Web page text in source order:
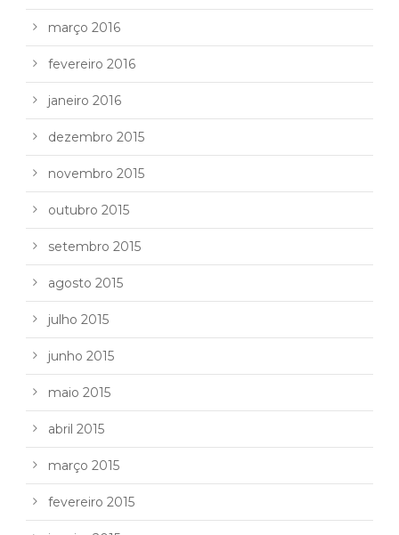
março 2016
fevereiro 2016
janeiro 2016
dezembro 2015
novembro 2015
outubro 2015
setembro 2015
agosto 2015
julho 2015
junho 2015
maio 2015
abril 2015
março 2015
fevereiro 2015